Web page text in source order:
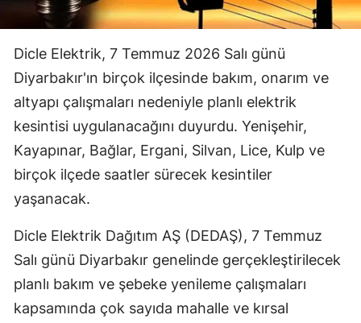
Dicle Elektrik, 7 Temmuz 2026 Salı günü
Diyarbakır'ın birçok ilçesinde bakım, onarım ve
altyapı çalışmaları nedeniyle planlı elektrik
kesintisi uygulanacağını duyurdu. Yenişehir,
Kayapınar, Bağlar, Ergani, Silvan, Lice, Kulp ve
birçok ilçede saatler sürecek kesintiler
yaşanacak.
Dicle Elektrik Dağıtım AŞ (DEDAŞ), 7 Temmuz
Salı günü Diyarbakır genelinde gerçekleştirilecek
planlı bakım ve şebeke yenileme çalışmaları
kapsamında çok sayıda mahalle ve kırsal